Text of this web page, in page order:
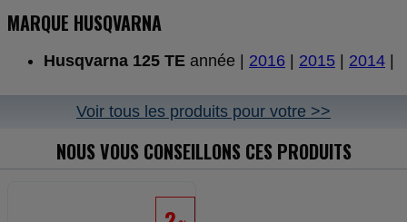
MARQUE HUSQVARNA
Husqvarna 125 TE année | 2016 2015 2014
Voir tous les produits pour votre >>
NOUS VOUS CONSEILLONS CES PRODUITS